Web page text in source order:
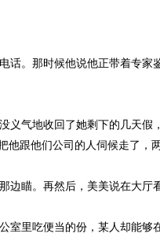
。那时候他说他正带着专家
气地收回了她剩下的几天假
跟他们公司的人伺候走了，
瞄。再然后，美美说在大厅
里吃便当的份，某人却能够